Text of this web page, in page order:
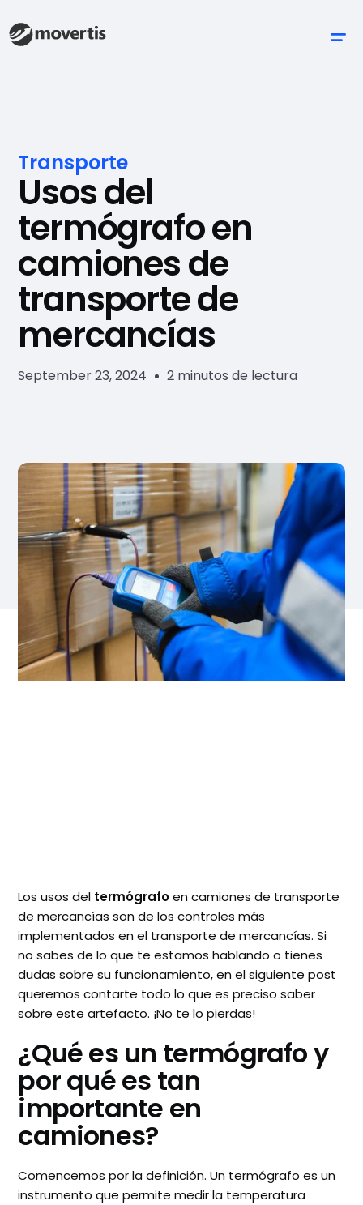
Transporte
Usos del
termógrafo en
camiones de
transporte de
mercancías
September 23, 2024 2 minutos de lectura
Los usos del termógrafoen camiones de transporte
de mercancías son de los controles más
implementados en el transporte de mercancías. Si
no sabes de lo que te estamos hablando o tienes
dudas sobre su funcionamiento, en el siguiente post
queremos contarte todo lo que es preciso saber
sobre este artefacto. ¡No te lo pierdas!
¿Qué es un termógrafo y
por qué es tan
importante en
camiones?
Comencemos por la definición. Un termógrafo es un
instrumento que permite medir la temperatura